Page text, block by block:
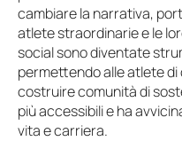
cambiare la narrativa,
atlete straordinarie e le
social sono diventate
permettendo alle atlete di
costruire comunità di
più accessibili e ha
vita e carriera.